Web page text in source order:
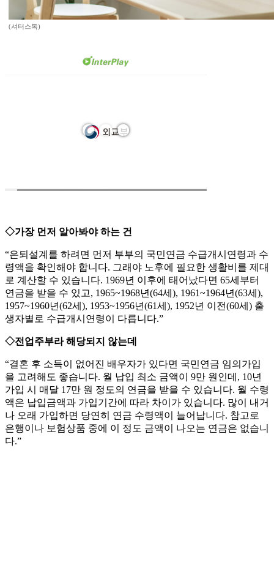
(셔터스톡)
◇가장 먼저 알아봐야 하는 건
“은퇴설계를 하려면 먼저 부부의 국민연금 수급개시연령과 수
령액을 확인해야 합니다. 그래야 노후에 필요한 생활비를 제대
로 계산할 수 있습니다. 1969년 이후에 태어났다면 65세부터
연금을 받을 수 있고, 1965~1968년(64세), 1961~1964년(63세),
1957~1960년(62세), 1953~1956년(61세), 1952년 이전(60세) 출
생자별로 수급개시연령이 다릅니다.”
◇전업주부라 해당되지 않는데
“결혼 후 소득이 없어진 배우자가 있다면 국민연금 임의가입
을 고려해도 좋습니다. 월 납입 최소 금액이 9만 원인데, 10년
가입 시 매달 17만 원 정도의 연금을 받을 수 있습니다. 월 수령
액은 납입금액과 가입기간에 따라 차이가 있습니다. 많이 내거
나 오래 가입하면 당연히 연금 수령액이 늘어납니다. 참고로
은행이나 보험상품 중에 이 정도 금액이 나오는 연금은 없습니
다.”